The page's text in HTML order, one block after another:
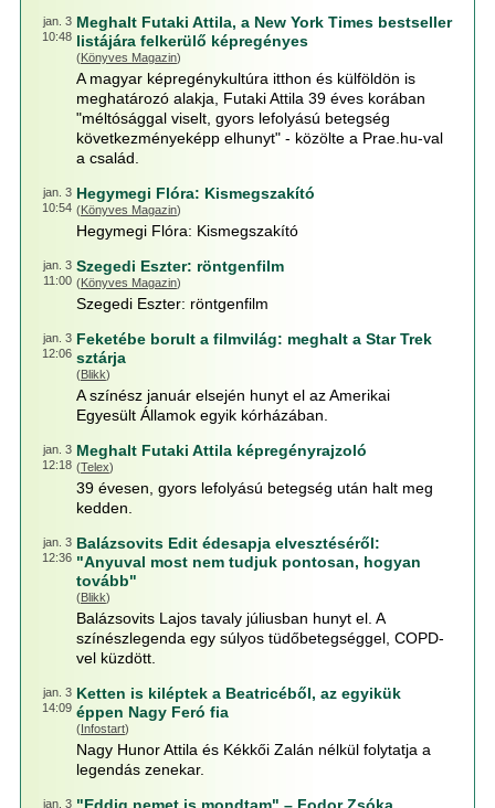
jan. 3
10:48
Meghalt Futaki Attila, a New York Times bestseller
listájára felkerülő képregényes
(Könyves Magazin)
A magyar képregénykultúra itthon és külföldön is
meghatározó alakja, Futaki Attila 39 éves korában
"méltósággal viselt, gyors lefolyású betegség
következményeképp elhunyt" - közölte a Prae.hu-val
a család.
jan. 3
10:54
Hegymegi Flóra: Kismegszakító
(Könyves Magazin)
Hegymegi Flóra: Kismegszakító
jan. 3
11:00
Szegedi Eszter: röntgenfilm
(Könyves Magazin)
Szegedi Eszter: röntgenfilm
jan. 3
12:06
Feketébe borult a filmvilág: meghalt a Star Trek
sztárja
(Blikk)
A színész január elsején hunyt el az Amerikai
Egyesült Államok egyik kórházában.
jan. 3
12:18
Meghalt Futaki Attila képregényrajzoló
(Telex)
39 évesen, gyors lefolyású betegség után halt meg
kedden.
jan. 3
12:36
Balázsovits Edit édesapja elvesztéséről:
"Anyuval most nem tudjuk pontosan, hogyan
tovább"
(Blikk)
Balázsovits Lajos tavaly júliusban hunyt el. A
színészlegenda egy súlyos tüdőbetegséggel, COPD-
vel küzdött.
jan. 3
14:09
Ketten is kiléptek a Beatricéből, az egyikük
éppen Nagy Feró fia
(Infostart)
Nagy Hunor Attila és Kékkői Zalán nélkül folytatja a
legendás zenekar.
jan. 3